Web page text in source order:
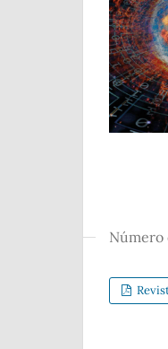
Número